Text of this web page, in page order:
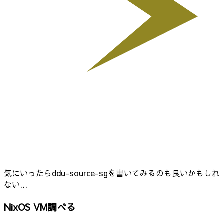
気にいったらddu-source-sgを書いてみるのも良いかもしれ
ない...
NixOS VM調べる